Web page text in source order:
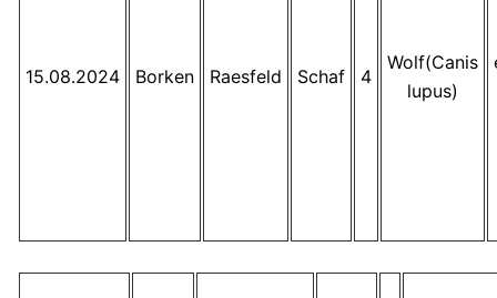
15.08.2024 Borken Raesfeld Schaf 4
Wolf(Canis
lupus)